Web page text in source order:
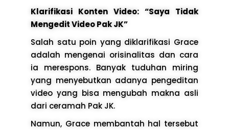
Klarifikasi Konten Video: “Saya Tidak
Mengedit Video Pak JK”
Salah satu poin yang diklarifikasi Grace
adalah mengenai orisinalitas dan cara
ia merespons. Banyak tuduhan miring
yang menyebutkan adanya pengeditan
video yang bisa mengubah makna asli
dari ceramah Pak JK.
Namun, Grace membantah hal tersebut